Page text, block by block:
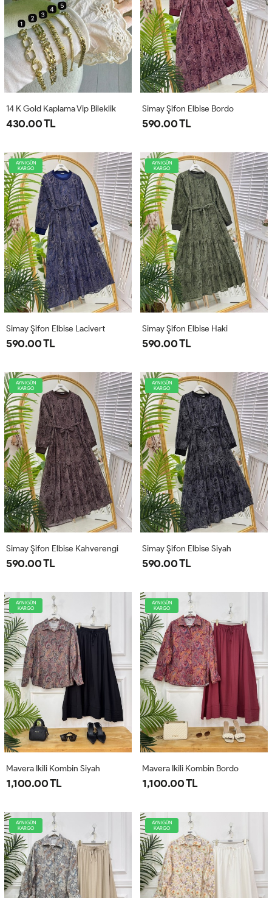
14 K Gold Kaplama Vip Bileklik
430.00 TL
Simay Şifon Elbise Bordo
590.00 TL
AYNIGÜN
KARGO
Simay Şifon Elbise Lacivert
590.00 TL
AYNIGÜN
KARGO
Simay Şifon Elbise Haki
590.00 TL
AYNIGÜN
KARGO
Simay Şifon Elbise Kahverengi
590.00 TL
AYNIGÜN
KARGO
Simay Şifon Elbise Siyah
590.00 TL
AYNIGÜN
KARGO
Mavera Ikili Kombin Siyah
1,100.00 TL
AYNIGÜN
KARGO
Mavera Ikili Kombin Bordo
1,100.00 TL
AYNIGÜN
KARGO
AYNIGÜN
KARGO